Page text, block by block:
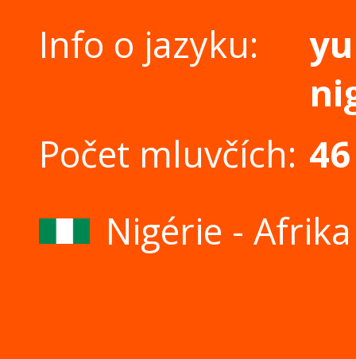
Info o jazyku:
Počet mluvčích:
Nigérie -